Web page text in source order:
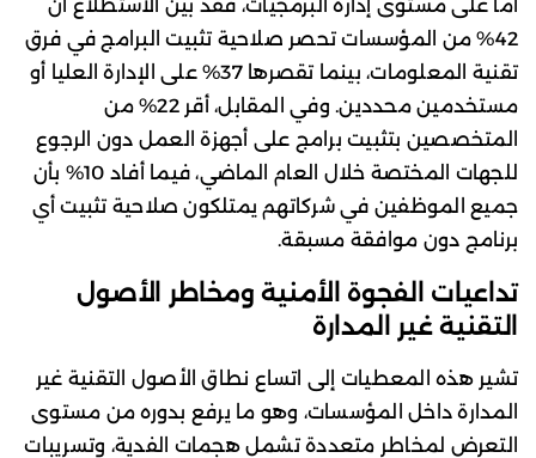
أما على مستوى إدارة البرمجيات، فقد بين الاستطلاع أن
42% من المؤسسات تحصر صلاحية تثبيت البرامج في فرق
تقنية المعلومات، بينما تقصرها 37% على الإدارة العليا أو
مستخدمين محددين. وفي المقابل، أقر 22% من
المتخصصين بتثبيت برامج على أجهزة العمل دون الرجوع
للجهات المختصة خلال العام الماضي، فيما أفاد 10% بأن
جميع الموظفين في شركاتهم يمتلكون صلاحية تثبيت أي
برنامج دون موافقة مسبقة.
تداعيات الفجوة الأمنية ومخاطر الأصول
التقنية غير المدارة
تشير هذه المعطيات إلى اتساع نطاق الأصول التقنية غير
المدارة داخل المؤسسات، وهو ما يرفع بدوره من مستوى
التعرض لمخاطر متعددة تشمل هجمات الفدية، وتسريبات